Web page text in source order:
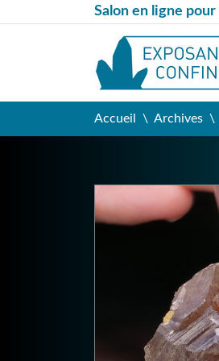
Salon en ligne
Accueil Archives